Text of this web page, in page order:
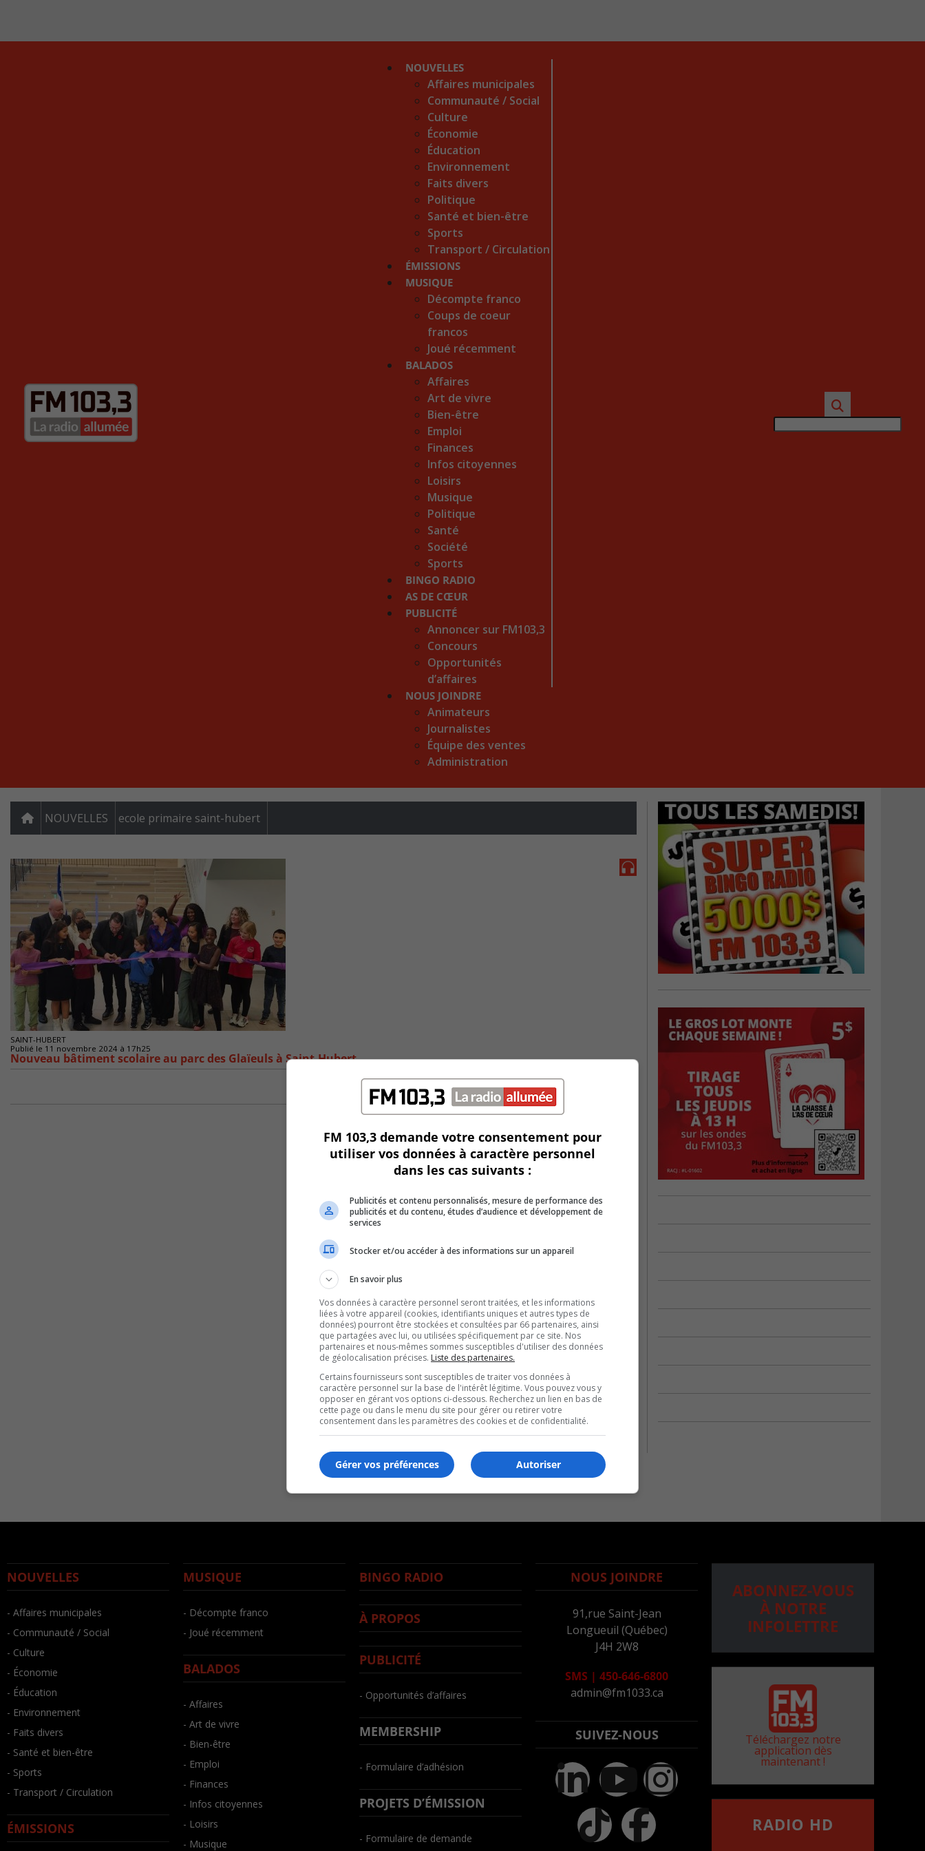
NOUVELLES
Affaires municipales
Communauté / Social
Culture
Économie
Éducation
Environnement
Faits divers
Politique
Santé et bien-être
Sports
Transport / Circulation
ÉMISSIONS
MUSIQUE
Décompte franco
Coups de coeur
francos
Joué récemment
BALADOS
Affaires
Art de vivre
Bien-être
Emploi
Finances
Infos citoyennes
Loisirs
Musique
Politique
Santé
Société
Sports
BINGO RADIO
AS DE CŒUR
PUBLICITÉ
Annoncer sur FM103,3
Concours
Opportunités
d’affaires
NOUS JOINDRE
Animateurs
Journalistes
Équipe des ventes
Administration
NOUVELLES ecole primaire saint-hubert
SAINT-HUBERT
Publié le 11 novembre 2024 à 17h25
Nouveau bâtiment scolaire au parc des Glaïeuls à Saint-Hubert
NOUVELLES
- Affaires municipales
- Communauté / Social
- Culture
- Économie
- Éducation
- Environnement
- Faits divers
- Santé et bien-être
- Sports
- Transport / Circulation
ÉMISSIONS
MUSIQUE
- Décompte franco
- Joué récemment
BALADOS
- Affaires
- Art de vivre
- Bien-être
- Emploi
- Finances
- Infos citoyennes
- Loisirs
- Musique
BINGO RADIO
À PROPOS
PUBLICITÉ
- Opportunités d’affaires
MEMBERSHIP
- Formulaire d’adhésion
PROJETS D’ÉMISSION
- Formulaire de demande
NOUS JOINDRE
91,rue Saint-Jean
Longueuil (Québec)
J4H 2W8
SMS | 450-646-6800
admin@fm1033.ca
SUIVEZ-NOUS
ABONNEZ-VOUS
À NOTRE
INFOLETTRE
Téléchargez notre
application dès
maintenant !
RADIO HD
FM 103,3 demande votre consentement pour
utiliser vos données à caractère personnel
dans les cas suivants :
Publicités et contenu personnalisés, mesure de performance des
publicités et du contenu, études d’audience et développement de
services
Stocker et/ou accéder à des informations sur un appareil
En savoir plus
Vos données à caractère personnel seront traitées, et les informations
liées à votre appareil (cookies, identifiants uniques et autres types de
données) pourront être stockées et consultées par 66 partenaires, ainsi
que partagées avec lui, ou utilisées spécifiquement par ce site. Nos
partenaires et nous-mêmes sommes susceptibles d'utiliser des données
de géolocalisation précises. Liste des partenaires.
Certains fournisseurs sont susceptibles de traiter vos données à
caractère personnel sur la base de l'intérêt légitime. Vous pouvez vous y
opposer en gérant vos options ci-dessous. Recherchez un lien en bas de
cette page ou dans le menu du site pour gérer ou retirer votre
consentement dans les paramètres des cookies et de confidentialité.
Autoriser
Gérer vos préférences